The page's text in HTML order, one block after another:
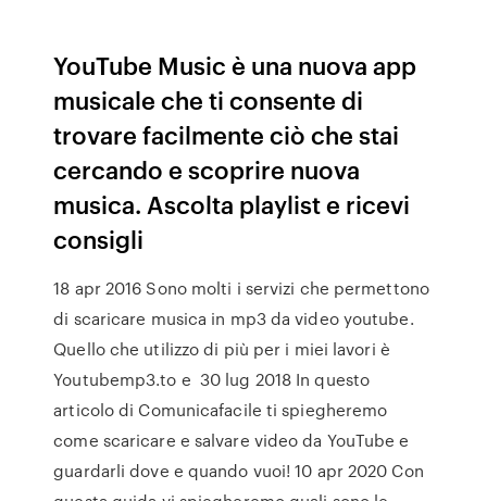
YouTube Music è una nuova app
musicale che ti consente di
trovare facilmente ciò che stai
cercando e scoprire nuova
musica. Ascolta playlist e ricevi
consigli
18 apr 2016 Sono molti i servizi che permettono
di scaricare musica in mp3 da video youtube.
Quello che utilizzo di più per i miei lavori è
Youtubemp3.to e 30 lug 2018 In questo
articolo di Comunicafacile ti spiegheremo
come scaricare e salvare video da YouTube e
guardarli dove e quando vuoi! 10 apr 2020 Con